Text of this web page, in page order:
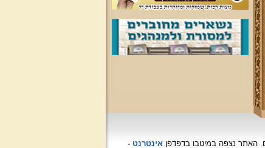
האתר נצפהבמיטבו בדפדפןאינטרנט -